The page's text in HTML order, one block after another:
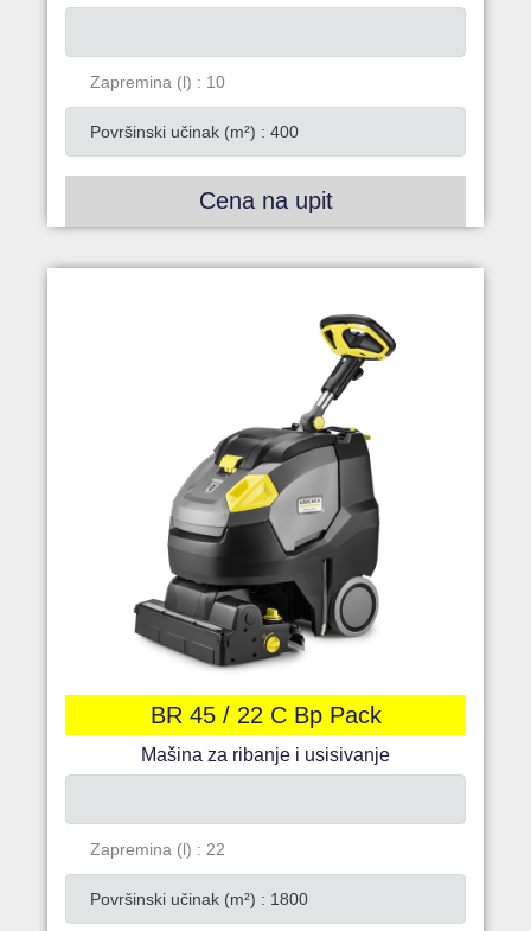
Zapremina (l) : 10
Površinski učinak (m²) : 400
Cena na upit
BR 45 / 22 C Bp Pack
Mašina za ribanje i usisivanje
Zapremina (l) : 22
Površinski učinak (m²) : 1800